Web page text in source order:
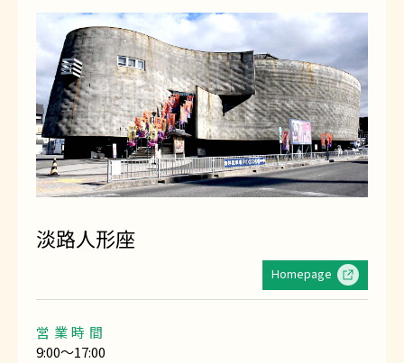
淡路人形座
Homepage
営業時間
9:00〜17:00